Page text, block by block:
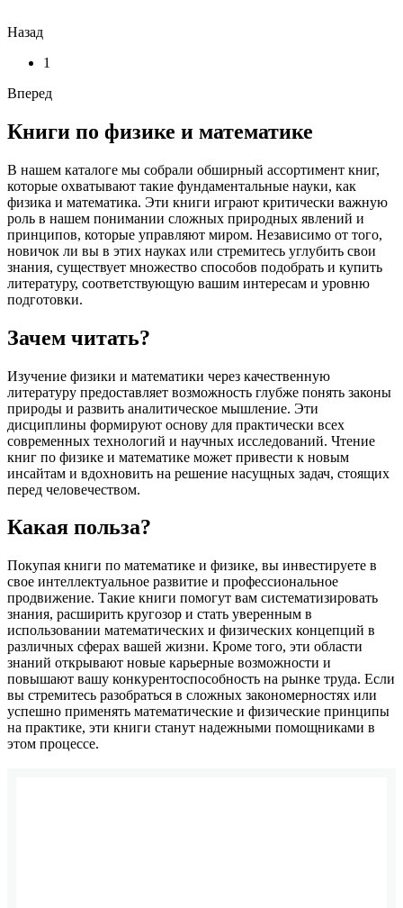
Назад
1
Вперед
Книги по физике и математике
В нашем каталоге мы собрали обширный ассортимент книг,
которые охватывают такие фундаментальные науки, как
физика и математика. Эти книги играют критически важную
роль в нашем понимании сложных природных явлений и
принципов, которые управляют миром. Независимо от того,
новичок ли вы в этих науках или стремитесь углубить свои
знания, существует множество способов подобрать и купить
литературу, соответствующую вашим интересам и уровню
подготовки.
Зачем читать?
Изучение физики и математики через качественную
литературу предоставляет возможность глубже понять законы
природы и развить аналитическое мышление. Эти
дисциплины формируют основу для практически всех
современных технологий и научных исследований. Чтение
книг по физике и математике может привести к новым
инсайтам и вдохновить на решение насущных задач, стоящих
перед человечеством.
Какая польза?
Покупая книги по математике и физике, вы инвестируете в
свое интеллектуальное развитие и профессиональное
продвижение. Такие книги помогут вам систематизировать
знания, расширить кругозор и стать уверенным в
использовании математических и физических концепций в
различных сферах вашей жизни. Кроме того, эти области
знаний открывают новые карьерные возможности и
повышают вашу конкурентоспособность на рынке труда. Если
вы стремитесь разобраться в сложных закономерностях или
успешно применять математические и физические принципы
на практике, эти книги станут надежными помощниками в
этом процессе.